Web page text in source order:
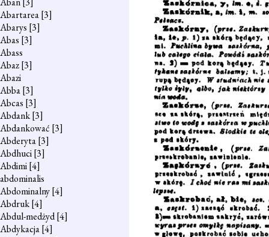
Abartarea[3]
Abarys [3]
Abas [3]
Abass
Abaz[3]
Abazi
Abba[3]
Abcas [3]
Abdank[3]
Abdankować [3]
Abderyta[3]
Abdhuci[3]
Abdimi[4]
abdominalis
Abdominalny[4]
Abdruk[4]
Abdul-medżyd[4]
Abdykacja[4]